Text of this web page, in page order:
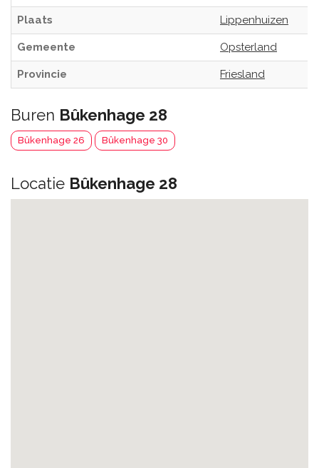
Plaats Lippenhuizen
Gemeente Opsterland
Provincie Friesland
Buren Bûkenhage 28
Bûkenhage 26 Bûkenhage 30
Locatie Bûkenhage 28